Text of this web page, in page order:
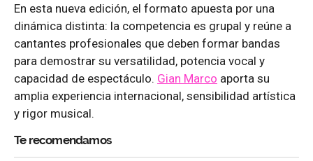
En esta nueva edición, el formato apuesta por una
dinámica distinta: la competencia es grupal y reúne a
cantantes profesionales que deben formar bandas
para demostrar su versatilidad, potencia vocal y
capacidad de espectáculo. Gian Marco aporta su
amplia experiencia internacional, sensibilidad artística
y rigor musical.
Te recomendamos